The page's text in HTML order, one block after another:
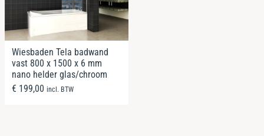
Wiesbaden Tela badwand
vast 800 x 1500 x 6 mm
nano helder glas/chroom
€ 199,00 incl. BTW